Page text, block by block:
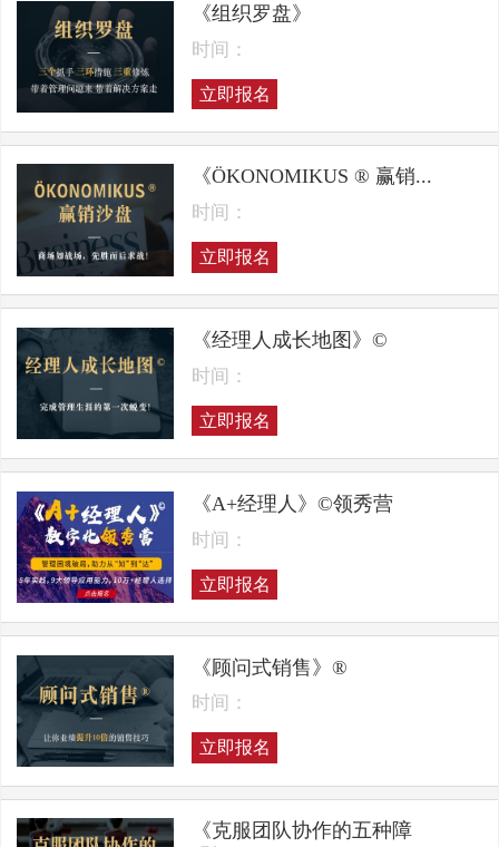
《组织罗盘》
时间：
立即报名
《ÖKONOMIKUS ® 赢销...
时间：
立即报名
《经理人成长地图》©
时间：
立即报名
《A+经理人》©领秀营
时间：
立即报名
《顾问式销售》®
时间：
立即报名
《克服团队协作的五种障